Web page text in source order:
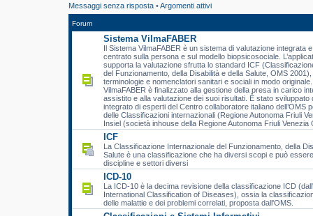
Messaggi senza risposta •Argomenti attivi
Forum
Sistema VilmaFABER
Il Sistema VilmaFABER è un sistema di valutazione integrata
centrato sulla persona e sul modello biopsicosociale.
supporta la valutazione sfrutta lo standard ICF
del Funzionamento, della Disabilità e della Salute, OMS
terminologie e nomenclatori sanitari e sociali in modo
VilmaFABER è finalizzato alla gestione della presa in carico
assistito e alla valutazione dei suoi risultati. È stato sviluppato
integrato di esperti del Centro collaboratore italiano dell’OMS
delle Classificazioni internazionali (Regione Autonoma Friuli
Insiel (società inhouse della Regione Autonoma Friuli Venezia
ICF
La Classificazione Internazionale del Funzionamento, della
Salute è una classificazione che ha diversi scopi e può
discipline e settori diversi
ICD-10
La ICD-10 è la decima revisione della classificazione ICD
International Classification of Diseases), ossia la
delle malattie e dei problemi correlati, proposta dall'OMS.